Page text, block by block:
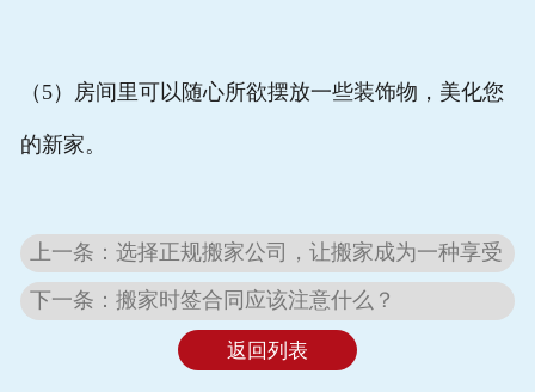
（5）房间里可以随心所欲摆放一些装饰物，美化您
的新家。
上一条：选择正规搬家公司，让搬家成为一种享受
下一条：搬家时签合同应该注意什么？
返回列表